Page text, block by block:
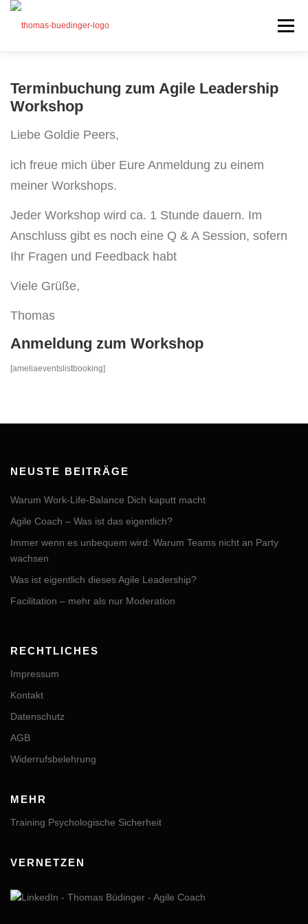
Zum
Menü
Mein Angebot
Terminbuchung zum Agile Leadership
Workshop
Liebe Goldie Peers,
ich freue mich über Eure Anmeldung zu einem
meiner Workshops.
Jeder Workshop wird ca. 1 Stunde dauern. Im
Anschluss gibt es noch eine Q & A Session, sofern
Ihr Fragen und Feedback habt
Viele Grüße,
Thomas
Anmeldung zum Workshop
[ameliaeventslistbooking]
NEUSTE BEITRÄGE
Warum Work-Life-Balance Dich kaputt macht
Agile Coach – Was ist das eigentlich?
Immer wenn es unbequem wird: Warum Teams nicht an Party
wachsen
Was ist eigentlich dieses Agile Leadership?
Facilitation – mehr als nur Moderation
RECHTLICHES
Impressum
Kontakt
Datenschutz
AGB
Widerrufsbelehrung
MEHR
Training Psychologische Sicherheit
VERNETZEN